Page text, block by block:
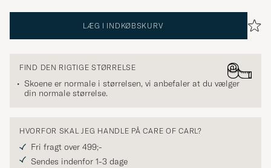
LÆG I INDKØBSKURV
FIND DEN RIGTIGE STØRRELSE
Skoene er normale i størrelsen, vi anbefaler at du vælger
din normale størrelse.
HVORFOR SKAL JEG HANDLE PÅ CARE OF CARL?
Fri fragt over 499;-
Sendes indenfor 1-3 dage